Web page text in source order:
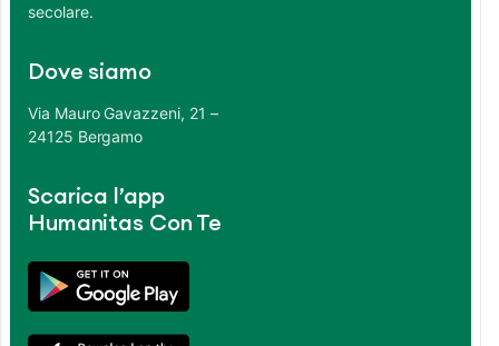
secolare.
Dove siamo
Via Mauro Gavazzeni, 21 –
24125 Bergamo
Scarica l’app
Humanitas Con Te